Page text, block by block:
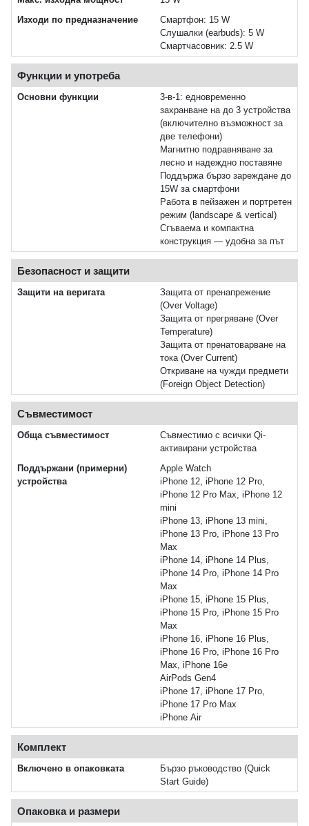
Изходи по предназначение
Смартфон: 15 W
Слушалки (earbuds): 5 W
Смартчасовник: 2.5 W
Функции и употреба
Основни функции
3-в-1: едновременно
захранване на до 3 устройства
(включително възможност за
две телефони)
Магнитно подравняване за
лесно и надеждно поставяне
Поддържа бързо зареждане до
15W за смартфони
Работа в пейзажен и портретен
режим (landscape & vertical)
Сгъваема и компактна
конструкция — удобна за път
Безопасност и защити
Защити на веригата
Защита от пренапрежение
(Over Voltage)
Защита от прегряване (Over
Temperature)
Защита от пренатоварване на
тока (Over Current)
Откриване на чужди предмети
(Foreign Object Detection)
Съвместимост
Обща съвместимост
Съвместимо с всички Qi-
активирани устройства
Поддържани (примерни)
устройства
Apple Watch
iPhone 12, iPhone 12 Pro,
iPhone 12 Pro Max, iPhone 12
mini
iPhone 13, iPhone 13 mini,
iPhone 13 Pro, iPhone 13 Pro
Max
iPhone 14, iPhone 14 Plus,
iPhone 14 Pro, iPhone 14 Pro
Max
iPhone 15, iPhone 15 Plus,
iPhone 15 Pro, iPhone 15 Pro
Max
iPhone 16, iPhone 16 Plus,
iPhone 16 Pro, iPhone 16 Pro
Max, iPhone 16e
AirPods Gen4
iPhone 17, iPhone 17 Pro,
iPhone 17 Pro Max
iPhone Air
Комплект
Включено в опаковката
Бързо ръководство (Quick
Start Guide)
Опаковка и размери